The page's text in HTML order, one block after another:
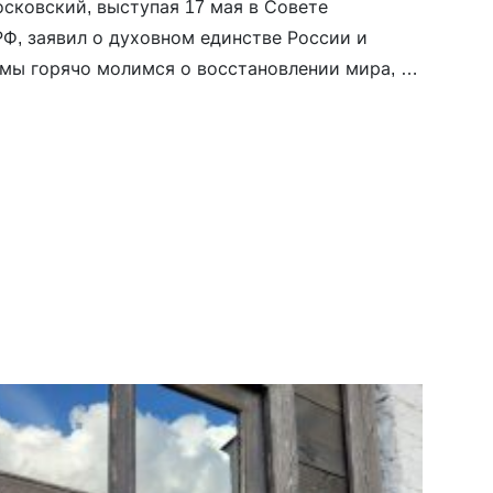
выступая 17 мая в Совете
заявил о духовном единстве России и
горячо молимся о восстановлении мира, о
ненависть». «Действия
Патриархата, легализовавшего
исторического сравнения с униатством.
целью этого проекта является
Украинской Православной Церкви таким